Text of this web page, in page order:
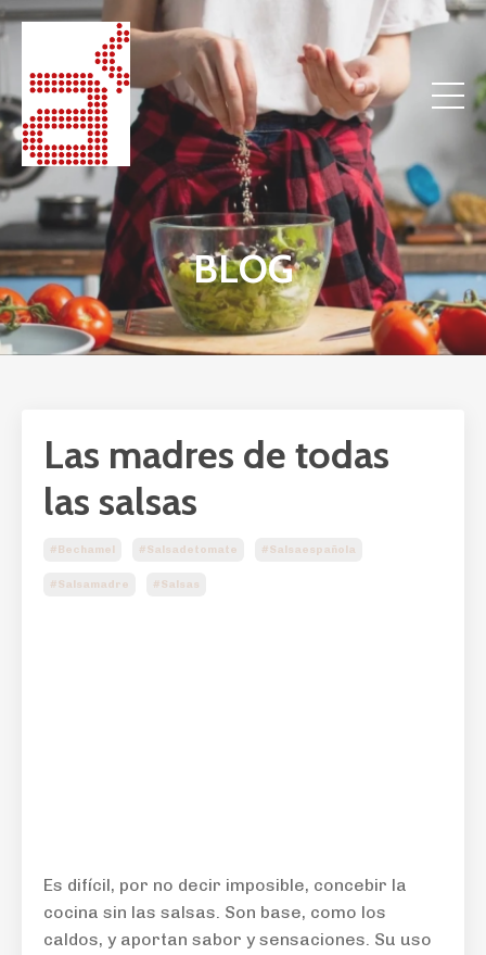
BLOG
Las madres de todas
las salsas
#bechamel #salsadetomate #salsaespañola
#salsamadre #salsas
Es difícil, por no decir imposible, concebir la
cocina sin las salsas. Son base, como los
caldos, y aportan sabor y sensaciones. Su uso